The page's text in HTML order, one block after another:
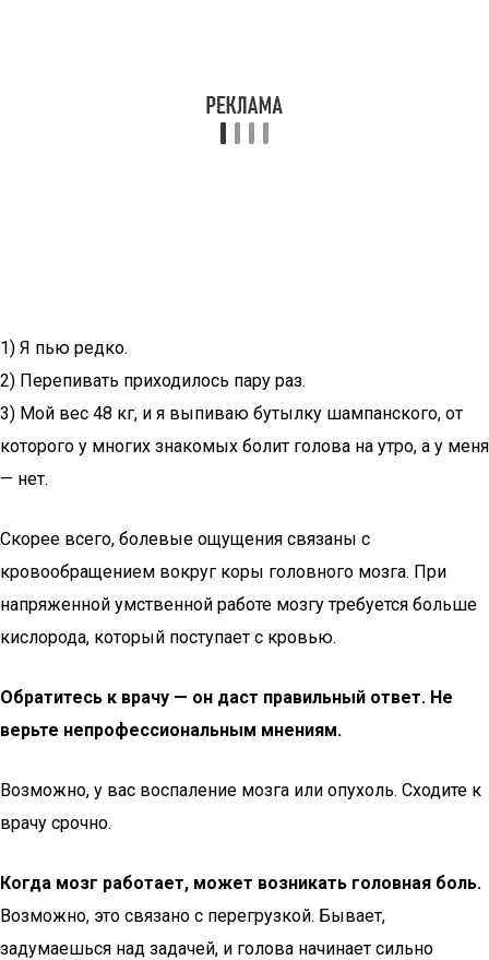
1) Я пью редко.
2) Перепивать приходилось пару раз.
3) Мой вес 48 кг, и я выпиваю бутылку шампанского, от
которого у многих знакомых болит голова на утро, а у меня
— нет.
Скорее всего, болевые ощущения связаны с
кровообращением вокруг коры головного мозга. При
напряженной умственной работе мозгу требуется больше
кислорода, который поступает с кровью.
Обратитесь к врачу — он даст правильный ответ. Не
верьте непрофессиональным мнениям.
Возможно, у вас воспаление мозга или опухоль. Сходите к
врачу срочно.
Когда мозг работает, может возникать головная боль.
Возможно, это связано с перегрузкой. Бывает,
задумаешься над задачей, и голова начинает сильно